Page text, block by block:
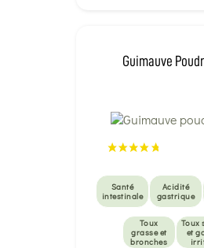
Guimauve
Santé
intestinale
Acidité
gastrique
Toux
grasse et
bronches
Toux
et